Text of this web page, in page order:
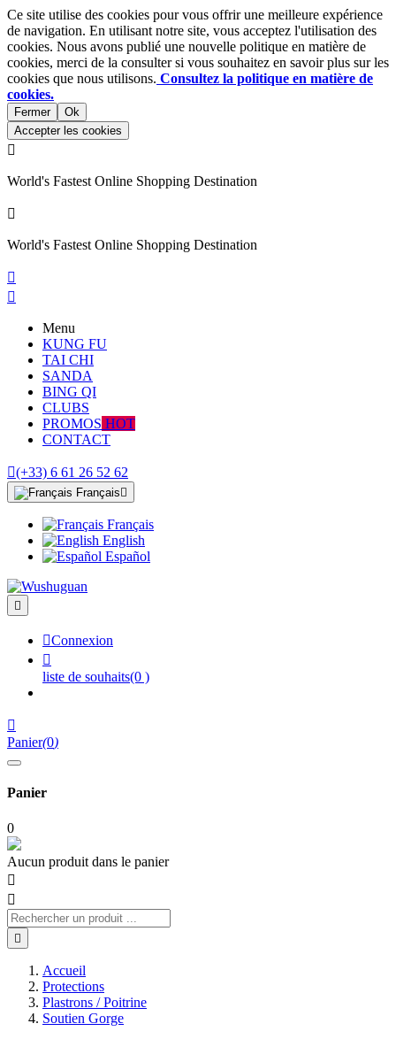
Ce site utilise des cookies pour vous offrir une meilleure expérience
de navigation. En utilisant notre site, vous acceptez l'utilisation des
cookies. Nous avons publié une nouvelle politique en matière de
cookies, merci de la consulter si vous souhaitez en savoir plus sur les
cookies que nous utilisons. Consultez la politique en matière de
cookies.
Fermer
Ok
Accepter les cookies

World's Fastest Online Shopping Destination

World's Fastest Online Shopping Destination


Menu
KUNG FU
TAI CHI
SANDA
BING QI
CLUBS
PROMOS HOT
CONTACT
(+33) 6 61 26 52 62
Français 
Français
English
Español

Connexion

liste de souhaits(0 )

Panier(0)
Panier
0
Aucun produit dans le panier



Accueil
Protections
Plastrons / Poitrine
Soutien Gorge